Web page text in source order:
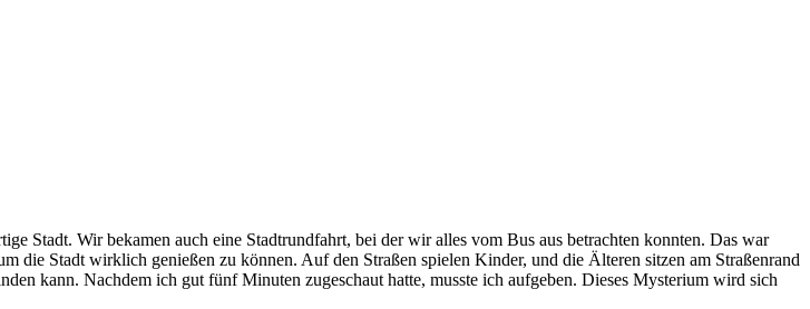
Stadt. Wir bekamen auch eine Stadtrundfahrt, bei der wir alles vom Bus aus betrachten konnten. Das war
die Stadt wirklich genießen zu können. Auf den Straßen spielen Kinder, und die Älteren sitzen am Straßenrand
kann. Nachdem ich gut fünf Minuten zugeschaut hatte, musste ich aufgeben. Dieses Mysterium wird sich